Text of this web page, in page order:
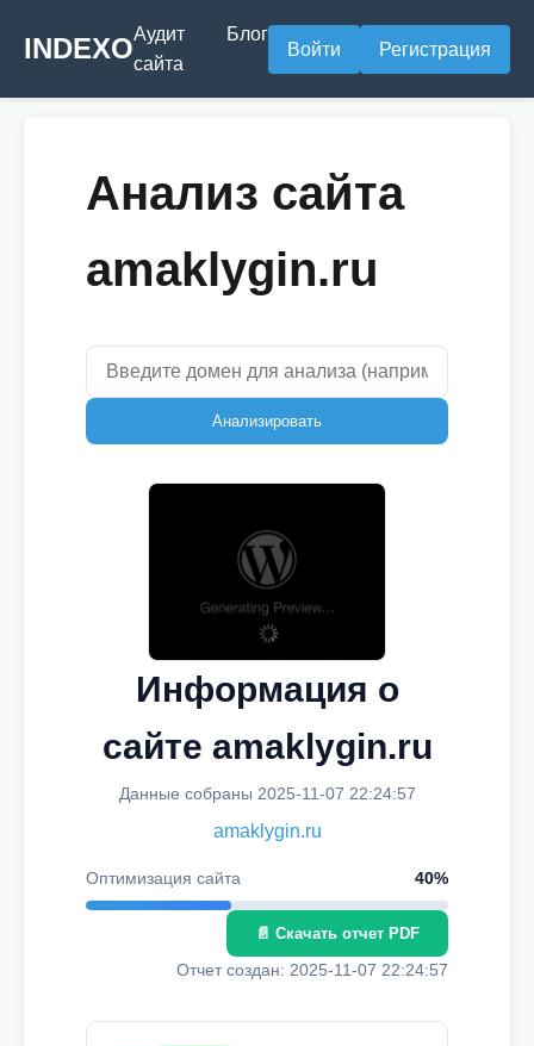
INDEXOАудит
сайта
Блог
Войти Регистрация
Анализ сайта
amaklygin.ru
Анализировать
Информация о
сайте amaklygin.ru
Данные собраны 2025-11-07 22:24:57
amaklygin.ru
Оптимизация сайта 40%
📄 Скачать отчет PDF
Отчет создан: 2025-11-07 22:24:57